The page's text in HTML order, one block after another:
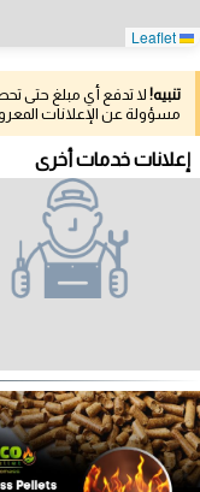
تنبيه! لا تدفع أي مبلغ حتى
مسؤولة عن الإعلانات
إعلانات خدمات أخرى